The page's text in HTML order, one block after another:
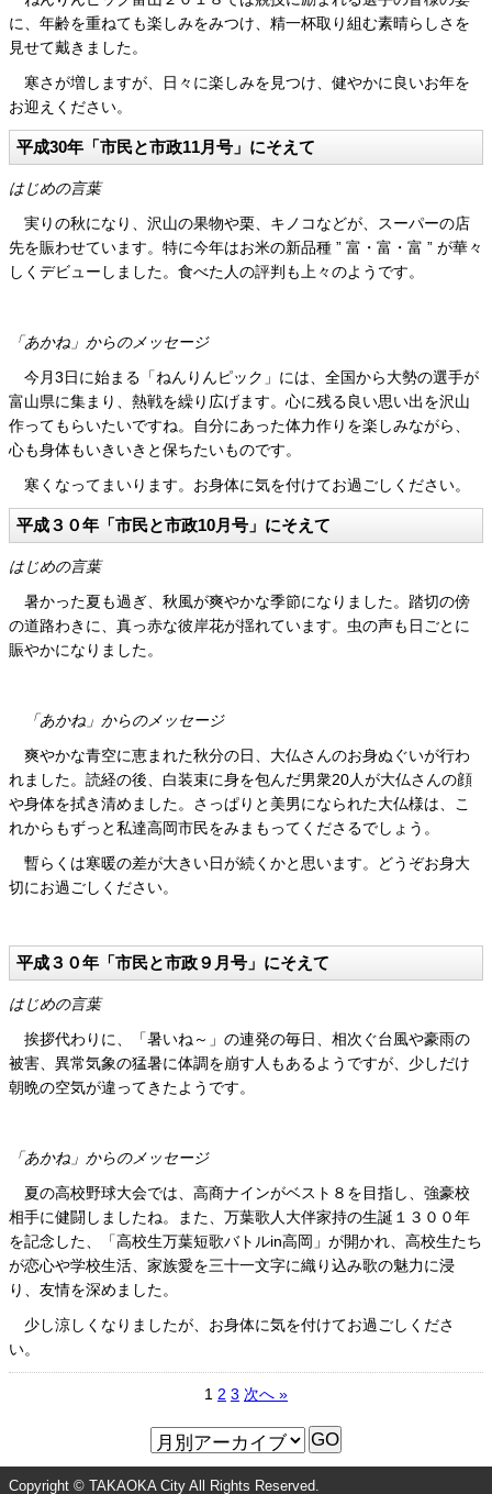
に、年齢を重ねても楽しみをみつけ、精一杯取り組む素晴らしさを
見せて戴きました。
寒さが増しますが、日々に楽しみを見つけ、健やかに良いお年を
お迎えください。
平成30年「市民と市政11月号」にそえて
はじめの言葉
実りの秋になり、沢山の果物や栗、キノコなどが、スーパーの店
先を賑わせています。特に今年はお米の新品種 ” 富・富・富 ” が華々
しくデビューしました。食べた人の評判も上々のようです。
「あかね」からのメッセージ
今月3日に始まる「ねんりんピック」には、全国から大勢の選手が
富山県に集まり、熱戦を繰り広げます。心に残る良い思い出を沢山
作ってもらいたいですね。自分にあった体力作りを楽しみながら、
心も身体もいきいきと保ちたいものです。
寒くなってまいります。お身体に気を付けてお過ごしください。
平成３０年「市民と市政10月号」にそえて
はじめの言葉
暑かった夏も過ぎ、秋風が爽やかな季節になりました。踏切の傍
の道路わきに、真っ赤な彼岸花が揺れています。虫の声も日ごとに
賑やかになりました。
「あかね」からのメッセージ
爽やかな青空に恵まれた秋分の日、大仏さんのお身ぬぐいが行わ
れました。読経の後、白装束に身を包んだ男衆20人が大仏さんの顔
や身体を拭き清めました。さっぱりと美男になられた大仏様は、こ
れからもずっと私達高岡市民をみまもってくださるでしょう。
暫らくは寒暖の差が大きい日が続くかと思います。どうぞお身大
切にお過ごしください。
平成３０年「市民と市政９月号」にそえて
はじめの言葉
挨拶代わりに、「暑いね～」の連発の毎日、相次ぐ台風や豪雨の
被害、異常気象の猛暑に体調を崩す人もあるようですが、少しだけ
朝晩の空気が違ってきたようです。
「あかね」からのメッセージ
夏の高校野球大会では、高商ナインがベスト８を目指し、強豪校
相手に健闘しましたね。また、万葉歌人大伴家持の生誕１３００年
を記念した、「高校生万葉短歌バトルin高岡」が開かれ、高校生たち
が恋心や学校生活、家族愛を三十一文字に織り込み歌の魅力に浸
り、友情を深めました。
少し涼しくなりましたが、お身体に気を付けてお過ごしくださ
い。
1 2 3 次へ »
Copyright © TAKAOKA City All Rights Reserved.